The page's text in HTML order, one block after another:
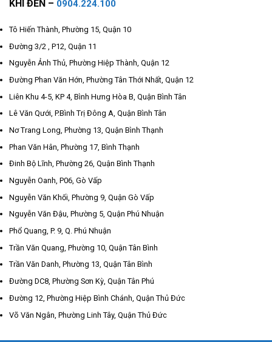
KHI ĐẾN – 0904.224.100
Tô Hiến Thành, Phường 15, Quận 10
Đường 3/2 , P12, Quận 11
Nguyễn Ảnh Thủ, Phường Hiệp Thành, Quận 12
Đường Phan Văn Hớn, Phường Tân Thới Nhất, Quận 12
Liên Khu 4-5, KP 4, Bình Hưng Hòa B, Quận Bình Tân
Lê Văn Qưới, P.Bình Trị Đông A, Quận Bình Tân
Nơ Trang Long, Phường 13, Quận Bình Thạnh
Phan Văn Hân, Phường 17, Bình Thạnh
Đinh Bộ Lĩnh, Phường 26, Quận Bình Thạnh
Nguyễn Oanh, P06, Gò Vấp
Nguyễn Văn Khối, Phường 9, Quận Gò Vấp
Nguyễn Văn Đậu, Phường 5, Quận Phú Nhuận
Phổ Quang, P. 9, Q. Phú Nhuận
Trần Văn Quang, Phường 10, Quận Tân Bình
Trần Văn Danh, Phường 13, Quận Tân Bình
Đường DC8, Phường Sơn Kỳ, Quận Tân Phú
Đường 12, Phường Hiệp Bình Chánh, Quận Thủ Đức
Võ Văn Ngân, Phường Linh Tây, Quận Thủ Đức